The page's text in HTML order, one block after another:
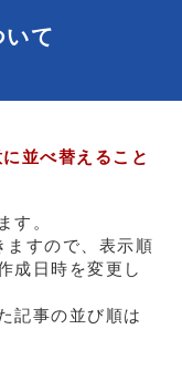
いて
並べ替えること
す。
すので、表示順
成日時を変更し
記事の並び順は